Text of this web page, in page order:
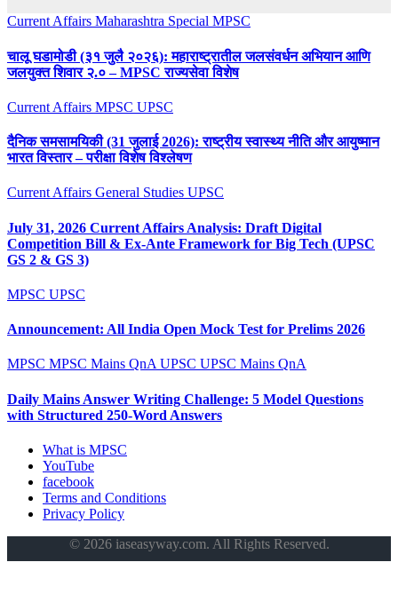
Current Affairs Maharashtra Special MPSC
चालू घडामोडी (३१ जुलै २०२६): महाराष्ट्रातील जलसंवर्धन अभियान आणि
जलयुक्त शिवार २.० – MPSC राज्यसेवा विशेष
Current Affairs MPSC UPSC
दैनिक समसामयिकी (31 जुलाई 2026): राष्ट्रीय स्वास्थ्य नीति और आयुष्मान
भारत विस्तार – परीक्षा विशेष विश्लेषण
Current Affairs General Studies UPSC
July 31, 2026 Current Affairs Analysis: Draft Digital
Competition Bill & Ex-Ante Framework for Big Tech (UPSC
GS 2 & GS 3)
MPSC UPSC
Announcement: All India Open Mock Test for Prelims 2026
MPSC MPSC Mains QnAUPSC UPSC Mains QnA
Daily Mains Answer Writing Challenge: 5 Model Questions
with Structured 250-Word Answers
What is MPSC
YouTube
facebook
Terms and Conditions
Privacy Policy
© 2026 iaseasyway.com. All Rights Reserved.